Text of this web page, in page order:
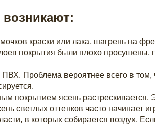
краски или лака, шагрень на
покрытия были плохо
Проблема вероятнее всего в
покрытием ясень
светлых оттенков часто начинает
в которых собирается воздух.